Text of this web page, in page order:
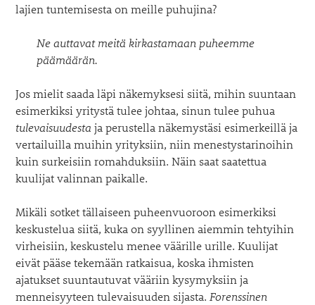
lajien tuntemisesta on meille puhujina?
Ne auttavat meitä kirkastamaan puheemme
päämäärän.
Jos mielit saada läpi näkemyksesi siitä, mihin suuntaan
esimerkiksi yritystä tulee johtaa, sinun tulee puhua
tulevaisuudesta ja perustella näkemystäsi esimerkeillä ja
vertailuilla muihin yrityksiin, niin menestystarinoihin
kuin surkeisiin romahduksiin. Näin saat saatettua
kuulijat valinnan paikalle.
Mikäli sotket tällaiseen puheenvuoroon esimerkiksi
keskustelua siitä, kuka on syyllinen aiemmin tehtyihin
virheisiin, keskustelu menee väärille urille. Kuulijat
eivät pääse tekemään ratkaisua, koska ihmisten
ajatukset suuntautuvat vääriin kysymyksiin ja
menneisyyteen tulevaisuuden sijasta. Forenssinen